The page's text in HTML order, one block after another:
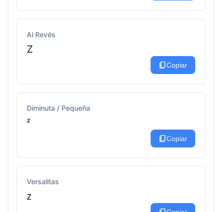
Al Revés
Z
content_copyCopiar
Diminuta / Pequeña
ᶻ
content_copyCopiar
Versalitas
ᴢ